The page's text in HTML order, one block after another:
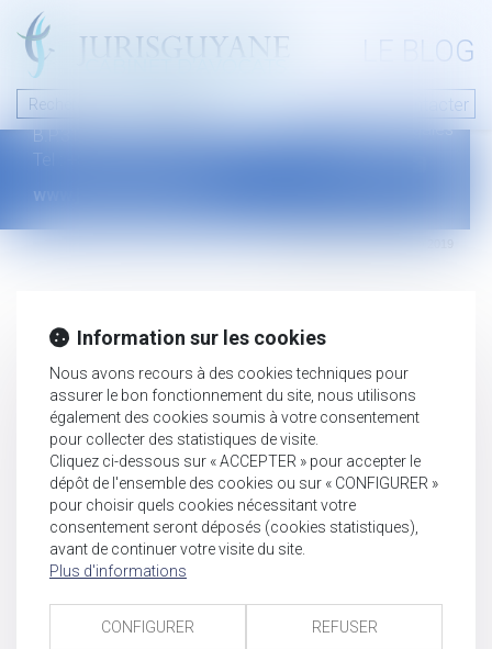
LE BLOG
Nous contacter
46 avenue de la liberté
B.P.315 - 97327 Cayenne Cedex
Tel : +594 594 29 45 35
www.jurisguyane.com
Mentions légales
Information sur les cookies
Nous avons recours à des cookies techniques pour
assurer le bon fonctionnement du site, nous utilisons
également des cookies soumis à votre consentement
pour collecter des statistiques de visite.
Cliquez ci-dessous sur « ACCEPTER » pour accepter le
dépôt de l'ensemble des cookies ou sur « CONFIGURER »
pour choisir quels cookies nécessitant votre
consentement seront déposés (cookies statistiques),
avant de continuer votre visite du site.
Plus d'informations
CONFIGURER REFUSER